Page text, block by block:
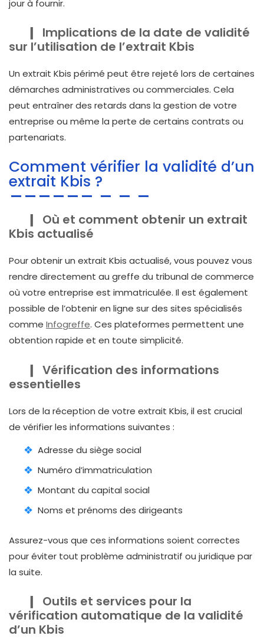
jour à fournir.
Implications de la date de validité
sur l’utilisation de l’extrait Kbis
Un extrait Kbis périmé peut être rejeté lors de certaines
démarches administratives ou commerciales. Cela
peut entraîner des retards dans la gestion de votre
entreprise ou même la perte de certains contrats ou
partenariats.
Comment vérifier la validité d’un
extrait Kbis ?
Où et comment obtenir un extrait
Kbis actualisé
Pour obtenir un extrait Kbis actualisé, vous pouvez vous
rendre directement au greffe du tribunal de commerce
où votre entreprise est immatriculée. Il est également
possible de l’obtenir en ligne sur des sites spécialisés
comme Infogreffe. Ces plateformes permettent une
obtention rapide et en toute simplicité.
Vérification des informations
essentielles
Lors de la réception de votre extrait Kbis, il est crucial
de vérifier les informations suivantes :
Adresse du siège social
Numéro d’immatriculation
Montant du capital social
Noms et prénoms des dirigeants
Assurez-vous que ces informations soient correctes
pour éviter tout problème administratif ou juridique par
la suite.
Outils et services pour la
vérification automatique de la validité
d’un Kbis